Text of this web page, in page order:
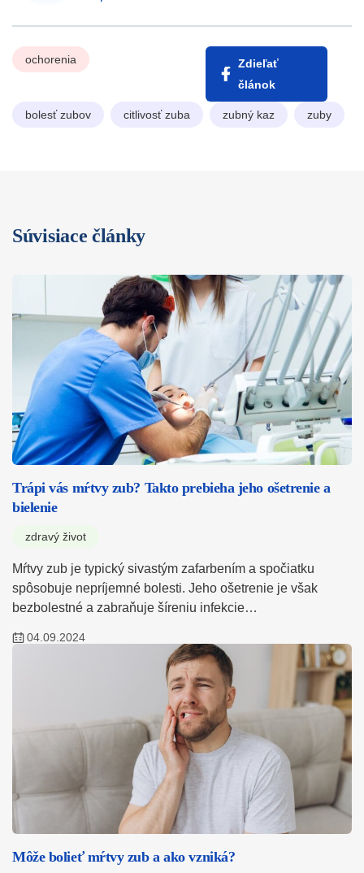
ochorenia
Zdieľať
článok
bolesť zubov citlivosť zuba zubný kaz zuby
Súvisiace články
Trápi vás mŕtvy zub? Takto prebieha jeho ošetrenie a
bielenie
zdravý život
Mŕtvy zub je typický sivastým zafarbením a spočiatku
spôsobuje nepríjemné bolesti. Jeho ošetrenie je však
bezbolestné a zabraňuje šíreniu infekcie…
04.09.2024
Môže bolieť mŕtvy zub a ako vzniká?